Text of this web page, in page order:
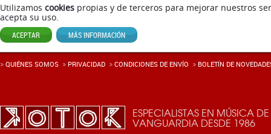
Utilizamos cookies propias y de terceros para mejorar nuestros
acepta su uso.
ACEPTAR MÁS INFORMACIÓN
ESPECIALISTAS EN MÚSICA DE
VANGUARDIA DESDE 1986
QUIÉNES SOMOS PRIVACIDAD CONDICIONES DE ENVÍ­O BOLETÍN DE